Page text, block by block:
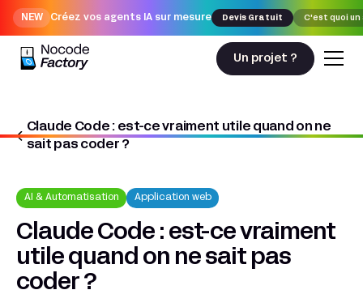
NEW Créez vos agents IA sur mesure Devis Gratuit C'est quoi un
Un projet ?
Claude Code : est-ce vraiment utile quand on ne
sait pas coder ?
Nocodefactory
AI & Automatisation
AI & Automatisation Application web
Claude Code : est-ce vraiment
utile quand on ne sait pas
coder ?